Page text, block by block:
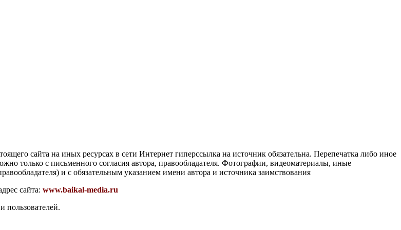
сайта на иных ресурсах в сети Интернет гиперссылка на источник обязательна. Перепечатка либо иное
только с письменного согласия автора, правообладателя. Фотографии, видеоматериалы, иные
и с обязательным указанием имени автора и источника заимствования
сайта: www.baikal-media.ru
пользователей.